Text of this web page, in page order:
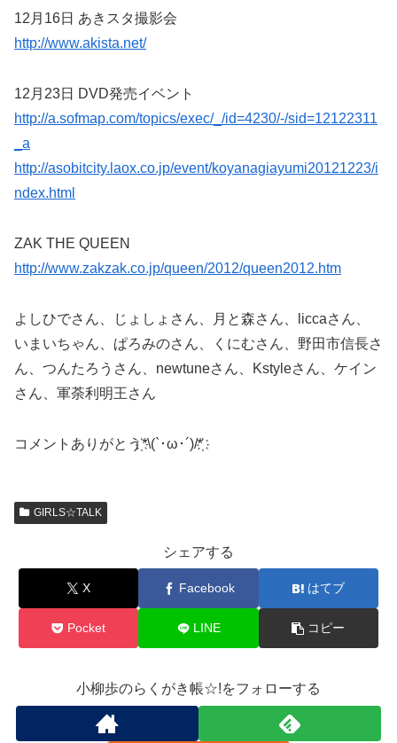
12月16日 あきスタ撮影会
http://www.akista.net/
12月23日 DVD発売イベント
http://a.sofmap.com/topics/exec/_/id=4230/-/sid=12122311
_a
http://asobitcity.laox.co.jp/event/koyanagiayumi20121223/i
ndex.html
ZAK THE QUEEN
http://www.zakzak.co.jp/queen/2012/queen2012.htm
よしひでさん、じょしょさん、月と森さん、liccaさん、
いまいちゃん、ぱろみのさん、くにむさん、野田市信長さ
ん、つんたろうさん、newtuneさん、Kstyleさん、ケイン
さん、軍荼利明王さん
コメントありがとう҉*\(`･ω･´)/*҉
GIRLS☆TALK
シェアする
X Facebook はてブ
Pocket LINE コピー
小柳歩のらくがき帳☆!をフォローする